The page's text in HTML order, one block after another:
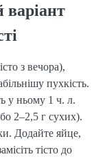
з вечора),
пухкість.
у ньому 1 ч. л.
2–2,5 г сухих).
Додайте яйце,
тісто до